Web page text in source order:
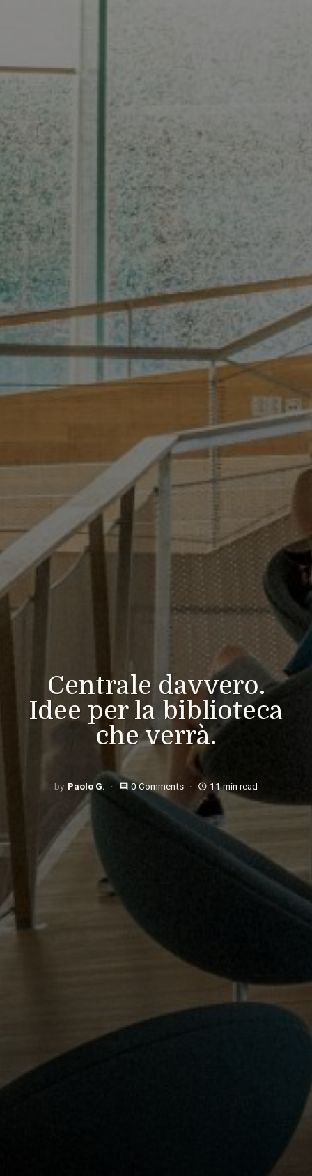
Centrale davvero.
Idee per la biblioteca
che verrà.
Paolo G. comment 0 Comments access_time 11 min read